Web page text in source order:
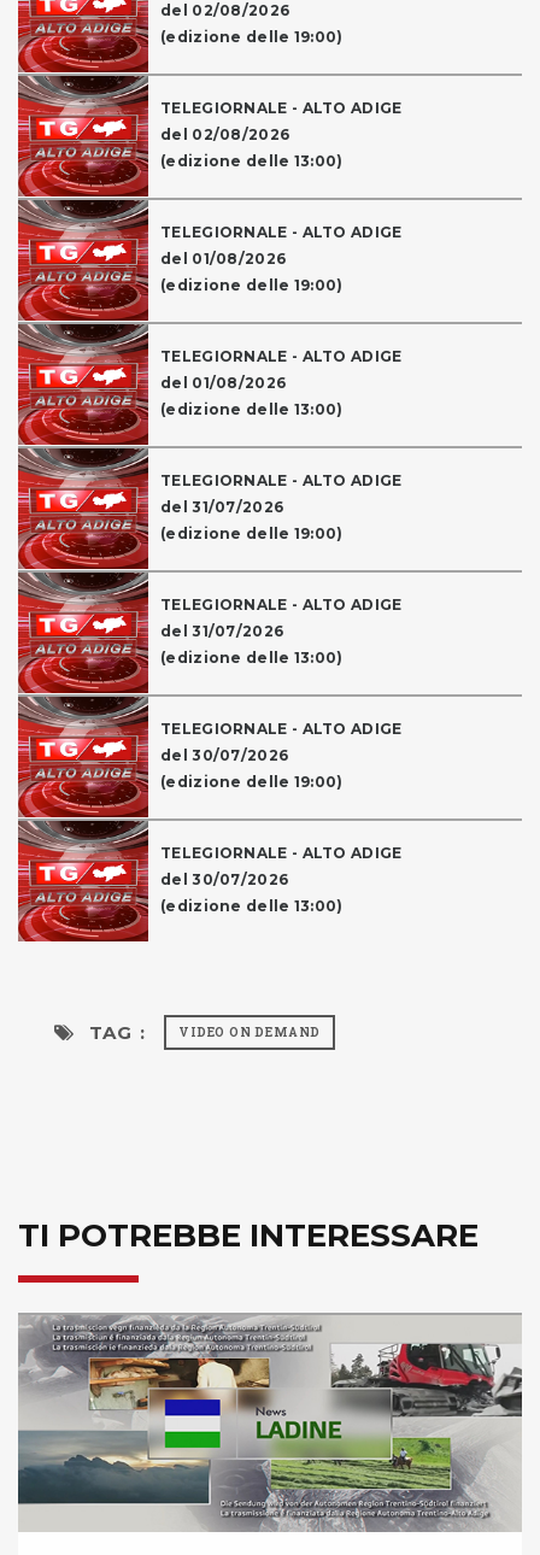
del 02/08/2026
(edizione delle 19:00)
TELEGIORNALE - ALTO ADIGE
del 02/08/2026
(edizione delle 13:00)
TELEGIORNALE - ALTO ADIGE
del 01/08/2026
(edizione delle 19:00)
TELEGIORNALE - ALTO ADIGE
del 01/08/2026
(edizione delle 13:00)
TELEGIORNALE - ALTO ADIGE
del 31/07/2026
(edizione delle 19:00)
TELEGIORNALE - ALTO ADIGE
del 31/07/2026
(edizione delle 13:00)
TELEGIORNALE - ALTO ADIGE
del 30/07/2026
(edizione delle 19:00)
TELEGIORNALE - ALTO ADIGE
del 30/07/2026
(edizione delle 13:00)
TAG : VIDEO ON DEMAND
TI POTREBBE INTERESSARE